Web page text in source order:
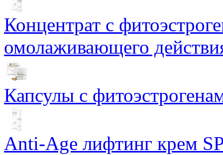
Концентрат с
омолаживающего
Капсулы с
Anti-Age лифтинг крем